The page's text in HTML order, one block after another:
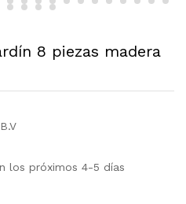
8 piezas madera
los próximos 4-5 días